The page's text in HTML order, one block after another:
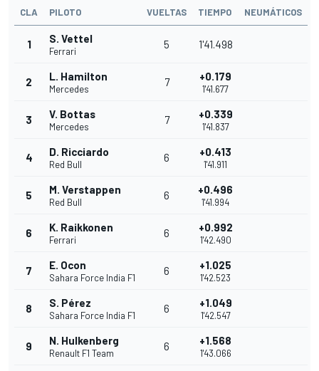
CLA PILOTO VUELTAS TIEMPO NEUMÁTICOS
1 S. Vettel
Ferrari
5 1'41.498
2 L. Hamilton
Mercedes
7 +0.179
1'41.677
3 V. Bottas
Mercedes
7 +0.339
1'41.837
4 D. Ricciardo
Red Bull
6 +0.413
1'41.911
5 M. Verstappen
Red Bull
6 +0.496
1'41.994
6 K. Raikkonen
Ferrari
6 +0.992
1'42.490
7 E. Ocon
Sahara Force India F1
6 +1.025
1'42.523
8 S. Pérez
Sahara Force India F1
6 +1.049
1'42.547
9 N. Hulkenberg
Renault F1 Team
6 +1.568
1'43.066